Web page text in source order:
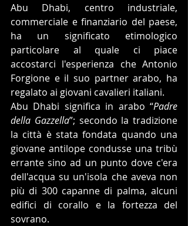
Abu Dhabi, centro industriale,
commerciale e finanziario del paese,
ha un significato etimologico
particolare al quale ci piace
accostarci l'esperienza che Antonio
Forgione e il suo partner arabo, ha
regalato ai giovani cavalieri italiani.
Abu Dhabi significa in arabo “Padre
della Gazzella”; secondo la tradizione
la città è stata fondata quando una
giovane antilope condusse una tribù
errante sino ad un punto dove c'era
dell'acqua su un'isola che aveva non
più di 300 capanne di palma, alcuni
edifici di corallo e la fortezza del
sovrano.